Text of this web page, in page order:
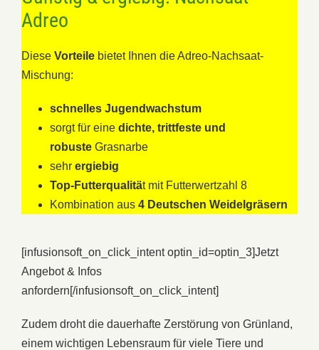
Adreo
Diese Vorteile bietet Ihnen die Adreo-Nachsaat-
Mischung:
schnelles Jugendwachstum
sorgt für eine dichte, trittfeste und
robuste Grasnarbe
sehr ergiebig
Top-Futterqualität mit Futterwertzahl 8
Kombination aus 4 Deutschen Weidelgräsern
[infusionsoft_on_click_intent optin_id=optin_3]Jetzt
Angebot & Infos
anfordern[/infusionsoft_on_click_intent]
Zudem droht die dauerhafte Zerstörung von Grünland,
einem wichtigen Lebensraum für viele Tiere und